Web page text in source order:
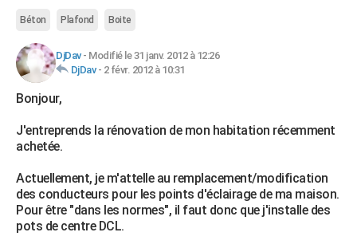
Retraite
Impôts
Epargne
Immobilier
Risques naturels par ville
Banque
Assurance
Crédit
AUTO
Essais
Réserver un essai
Citadines
Berlines
SUV
Forum auto
HIGH-TECH
Mobiles
Meilleur smartphone
Internet
Ordinateurs
Jeux vidéo
Guide high-tech
BRICOLAGE
Guides de France
Escapades
Patrimoine
Expositions
Musées
Week-end nature
+LIFESTYLE
Art de vivre
Bien-être
Loisirs
Mode
Modes de vie
SANTE
Alimentation
Guide de la santé
Maladies
Médicaments
Sommeil
VOYAGE
Béton Plafond Boite
DjDav- Modifié le 31 janv. 2012 à 12:26
DjDav- 2 févr. 2012 à 10:31
Bonjour,
J'entreprends la rénovation de mon habitation récemment
achetée.
Actuellement, je m'attelle au remplacement/modification
des conducteurs pour les points d'éclairage de ma maison.
Pour être "dans les normes", il faut donc que j'installe des
pots de centre DCL.